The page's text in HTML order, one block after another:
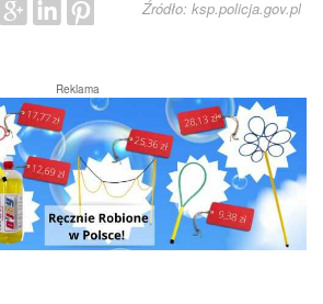
Źródło: ksp.policja.gov.pl
Reklama